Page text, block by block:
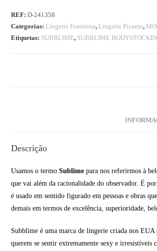
REF:D-241358
Categorias: Lingerie Feminina, Lingerie Picante,
Etiquetas: SUBBLIME, SUBBLIME
Descrição
Usamos o termoSublime para nos referirmos à
que vai além da racionalidade do observador. É por
é usado em sentido figurado em pessoas e obras
demais em termos de excelência, superioridade,
Subblime é uma marca de lingerie criada nos EUA
querem se sentir extremamente sexy e irresistíveis